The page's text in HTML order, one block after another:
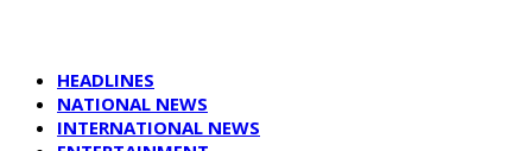
HEADLINES
NATIONAL NEWS
INTERNATIONAL NEWS